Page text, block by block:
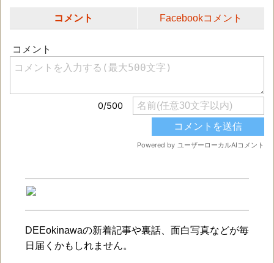
コメント Facebookコメント
DEEokinawaの新着記事や裏話、面白写真などが毎
日届くかもしれません。